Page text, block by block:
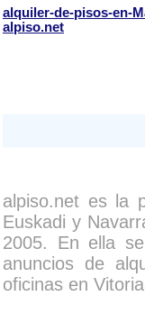
alquiler-de-pisos-en-
alpiso.net
alpiso.net es la
Euskadi y
2005. En ella
anuncios de
oficinas en